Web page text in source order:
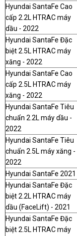
Hyundai SantaFe Cao
cấp 2.2L HTRAC máy
dầu - 2022
Hyundai SantaFe Đặc
biệt 2.5L HTRAC máy
xăng - 2022
Hyundai SantaFe Cao
cấp 2.5L HTRAC máy
xăng - 2022
Hyundai SantaFe Tiêu
chuẩn 2.2L máy dầu -
2022
Hyundai SantaFe Tiêu
chuẩn 2.5L máy xăng -
2022
Hyundai SantaFe 2021
Hyundai SantaFe Đặc
biệt 2.2L HTRAC máy
dầu (FaceLift) - 2021
Hyundai SantaFe Đặc
biệt 2.5L HTRAC máy